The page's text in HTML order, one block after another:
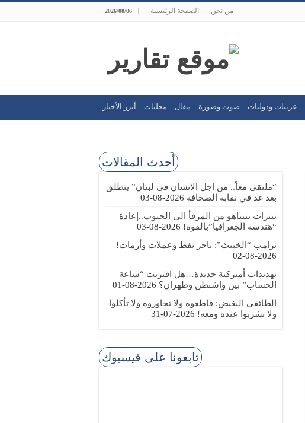
2026/08/06 الصفحة الرئيسية من نحن
أبرز الأخبار محليات مقال صوت وصورة عربيات ودوليات
أحدث المقالات
“ملتقى معاً.. من اجل الانسان في لبنان” ينطلق
بعد غد في نقابة الصحافة 2026-08-03
نيترات نتيناهو من المرفأ الى الجنوب..إعادة
“هندسة الجغرافيا”بالقوة! 2026-08-03
ترامب “الخبيث”: تاجر نفط وعملات وأزمات!
2026-08-02
تهديدات أميركية جديدة…هل اقتربت “ساعة
الحساب” بين واشنطن وطهران؟ 2026-08-01
الطائفي البغيض: قاطعوه ولا تجاوروه ولا تأكلوا
ولا تشربوا عنده ومعه! 2026-07-31
تابعونا على فيسبوك